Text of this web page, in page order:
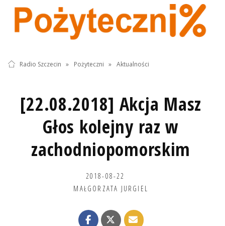
Radio Szczecin » Pożyteczni » Aktualności
[22.08.2018] Akcja Masz
Głos kolejny raz w
zachodniopomorskim
2018-08-22
MAŁGORZATA JURGIEL